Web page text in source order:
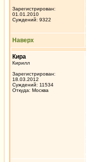
Зарегистрирован:
01.01.2010
Суждений: 9322
Наверх
Кира
Кирилл
Зарегистрирован:
18.03.2012
Суждений: 11534
Откуда: Москва